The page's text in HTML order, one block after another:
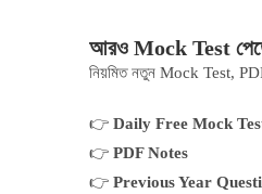
আরও Mock Test
নিয়মিত নতুন Mock Test,
👉 Daily Free Mock
👉 PDF Notes
👉 Previous Year